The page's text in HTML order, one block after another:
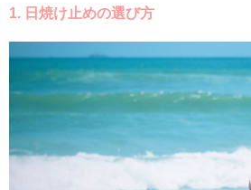
1. 日焼け止めの選び方